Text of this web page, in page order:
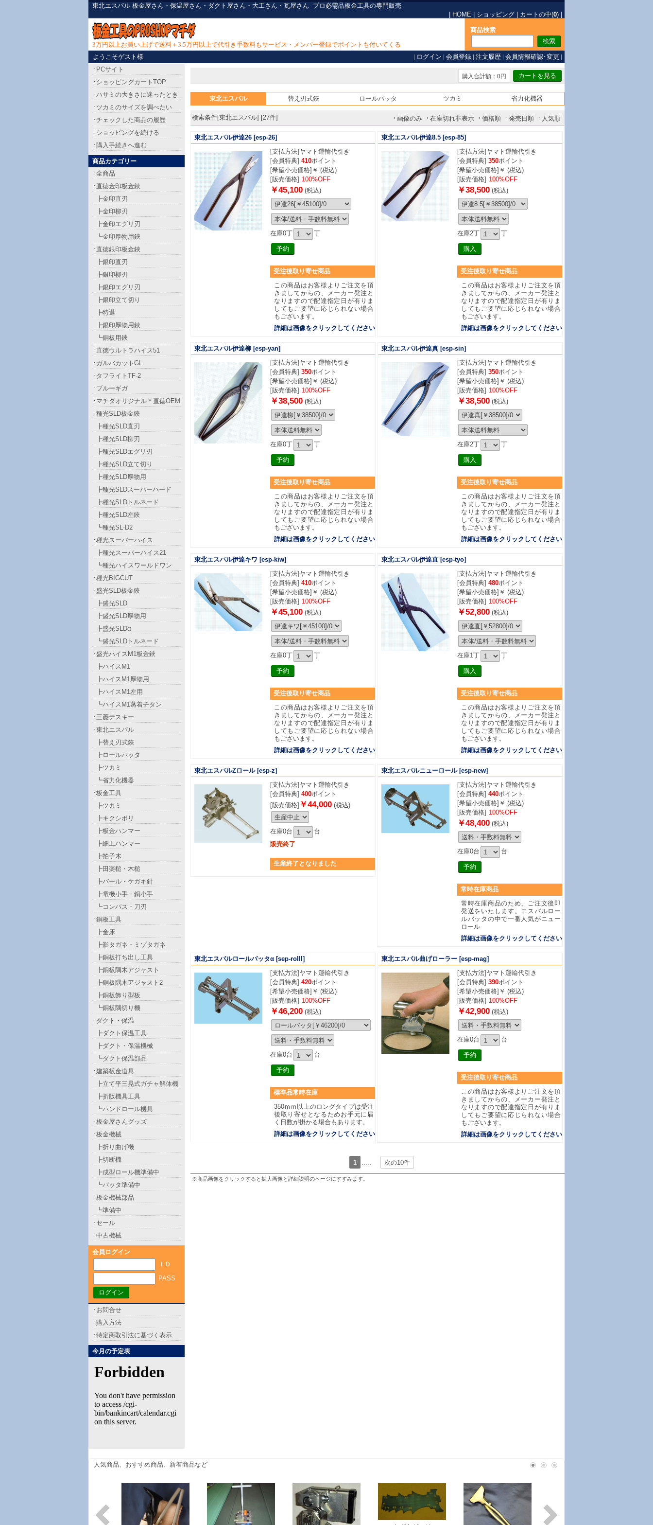
東北エスパル 板金屋さん・保温屋さん・ダクト屋さん・大工さん・瓦屋さん プロ必需品板金工具の専門販売
HOME ショッピング カートの中(0)
3万円以上お買い上げで送料＋3.5万円以上で代引き手数料もサービス・メンバー登録でポイントも付いてくる
商品検索
ようこそゲスト様 | ログイン | 会員登録 | 注文履歴 | 会員情報確認･変更 |
購入合計額：0円
東北エスパル 替え刃式鋏 ロールバッタ ツカミ 省力化機器
検索条件[東北エスパル] [27件] 画像のみ 在庫切れ非表示 価格順 発売日順 人気順
東北エスパル伊達26 [esp-26]
[支払方法] ヤマト運輸代引き
[会員特典] 410ポイント
[希望小売価格]￥ (税込)
[販売価格] 100%OFF
￥45,100(税込)
在庫0丁 丁
受注後取り寄せ商品
この商品はお客様よりご注文を頂
きましてからの、メーカー発注と
なりますので配達指定日が有りま
してもご要望に応じられない場合
もございます。
詳細は画像をクリックしてください
東北エスパル伊達8.5 [esp-85]
[支払方法] ヤマト運輸代引き
[会員特典] 350ポイント
[希望小売価格]￥ (税込)
[販売価格] 100%OFF
￥38,500(税込)
在庫2丁 丁
受注後取り寄せ商品
この商品はお客様よりご注文を頂
きましてからの、メーカー発注と
なりますので配達指定日が有りま
してもご要望に応じられない場合
もございます。
詳細は画像をクリックしてください
東北エスパル伊達柳 [esp-yan]
[支払方法] ヤマト運輸代引き
[会員特典] 350ポイント
[希望小売価格]￥ (税込)
[販売価格] 100%OFF
￥38,500(税込)
在庫0丁 丁
受注後取り寄せ商品
この商品はお客様よりご注文を頂
きましてからの、メーカー発注と
なりますので配達指定日が有りま
してもご要望に応じられない場合
もございます。
詳細は画像をクリックしてください
東北エスパル伊達真 [esp-sin]
[支払方法] ヤマト運輸代引き
[会員特典] 350ポイント
[希望小売価格]￥ (税込)
[販売価格] 100%OFF
￥38,500(税込)
在庫2丁 丁
受注後取り寄せ商品
この商品はお客様よりご注文を頂
きましてからの、メーカー発注と
なりますので配達指定日が有りま
してもご要望に応じられない場合
もございます。
詳細は画像をクリックしてください
東北エスパル伊達キワ [esp-kiw]
[支払方法] ヤマト運輸代引き
[会員特典] 410ポイント
[希望小売価格]￥ (税込)
[販売価格] 100%OFF
￥45,100(税込)
在庫0丁 丁
受注後取り寄せ商品
この商品はお客様よりご注文を頂
きましてからの、メーカー発注と
なりますので配達指定日が有りま
してもご要望に応じられない場合
もございます。
詳細は画像をクリックしてください
東北エスパル伊達直 [esp-tyo]
[支払方法] ヤマト運輸代引き
[会員特典] 480ポイント
[希望小売価格]￥ (税込)
[販売価格] 100%OFF
￥52,800(税込)
在庫1丁 丁
受注後取り寄せ商品
この商品はお客様よりご注文を頂
きましてからの、メーカー発注と
なりますので配達指定日が有りま
してもご要望に応じられない場合
もございます。
詳細は画像をクリックしてください
東北エスパルZロール[esp-z]
[支払方法] ヤマト運輸代引き
[会員特典] 400ポイント
[販売価格] ￥44,000(税込)
在庫0台
台
販売終了
生産終了となりました
東北エスパルニューロール[esp-new]
[支払方法] ヤマト運輸代引き
[会員特典] 440ポイント
[希望小売価格]￥ (税込)
[販売価格] 100%OFF
￥48,400(税込)
在庫0台 台
常時在庫商品
常時在庫商品のため、ご注文後即
発送をいたします。エスパルロー
ルバッタの中で一番人気がニュー
ロール
詳細は画像をクリックしてください
東北エスパルロールバッタα [sep-rolll]
[支払方法] ヤマト運輸代引き
[会員特典] 420ポイント
[希望小売価格]￥ (税込)
[販売価格] 100%OFF
￥46,200(税込)
在庫0台 台
標準品常時在庫
350ｍｍ以上のロングタイプは受注
後取り寄せとなるためお手元に届
く日数が掛かる場合もあります。
詳細は画像をクリックしてください
東北エスパル曲げローラー [esp-mag]
[支払方法] ヤマト運輸代引き
[会員特典] 390ポイント
[希望小売価格]￥ (税込)
[販売価格] 100%OFF
￥42,900(税込)
在庫0台 台
受注後取り寄せ商品
この商品はお客様よりご注文を頂
きましてからの、メーカー発注と
なりますので配達指定日が有りま
してもご要望に応じられない場合
もございます。
詳細は画像をクリックしてください
1 ..... 次の10件
※商品画像をクリックすると拡大画像と詳細説明のページにすすみます。
PCサイト
ショッピングカートTOP
ハサミの大きさに迷ったとき
ツカミのサイズを調べたい
チェックした商品の履歴
ショッピングを続ける
購入手続きへ進む
商品カテゴリー
全商品
直徳金印板金鋏
┣金印直刃
┣金印柳刃
┣金印エグリ刃
┗金印厚物用鋏
直徳銀印板金鋏
┣銀印直刃
┣銀印柳刃
┣銀印エグリ刃
┣銀印立て切り
┣特選
┣銀印厚物用鋏
┗銅板用鋏
直徳ウルトラハイス51
ガルバカットGL
タフライトTF-2
ブルーギガ
マチダオリジナル＊直徳OEM
種光SLD板金鋏
┣種光SLD直刃
┣種光SLD柳刃
┣種光SLDエグリ刃
┣種光SLD立て切り
┣種光SLD厚物用
┣種光SLDスーパーハード
┣種光SLDトルネード
┣種光SLD左鋏
┗種光SL-D2
種光スーパーハイス
┣種光スーパーハイス21
┗種光ハイスワールドワン
種光BIGCUT
盛光SLD板金鋏
┣盛光SLD
┣盛光SLD厚物用
┣盛光SLDα
┗盛光SLDトルネード
盛光ハイスM1板金鋏
┣ハイスM1
┣ハイスM1厚物用
┣ハイスM1左用
┗ハイスM1蒸着チタン
三菱テスキー
東北エスパル
┣替え刃式鋏
┣ロールバッタ
┣ツカミ
┗省力化機器
板金工具
┣ツカミ
┣キクシボリ
┣板金ハンマー
┣細工ハンマー
┣拍子木
┣田楽槌・木槌
┣バール・ケガキ針
┣電機小手・銅小手
┗コンパス・刀刃
銅板工具
┣金床
┣影タガネ・ミゾタガネ
┣銅板打ち出し工具
┣銅板隅木アジャスト
┣銅板隅木アジャスト2
┣銅板飾り型板
┗銅板隅切り機
ダクト・保温
┣ダクト保温工具
┣ダクト・保温機械
┗ダクト保温部品
建築板金道具
┣立て平三晃式ガチャ解体機
┣折版機具工具
┗ハンドロール機具
板金屋さんグッズ
板金機械
┣折り曲げ機
┣切断機
┣成型ロール機準備中
┗バッタ準備中
板金機械部品
┗準備中
セール
中古機械
会員ログイン
ＩＤ
PASS
お問合せ
購入方法
特定商取引法に基づく表示
今月の予定表